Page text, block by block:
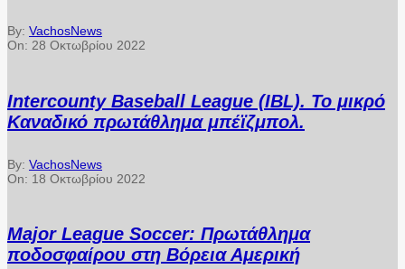
By: VachosNews
On: 28 Οκτωβρίου 2022
Intercounty Baseball League (IBL). Το μικρό
Καναδικό πρωτάθλημα μπέϊζμπολ.
By: VachosNews
On: 18 Οκτωβρίου 2022
Major League Soccer: Πρωτάθλημα
ποδοσφαίρου στη Βόρεια Αμερική